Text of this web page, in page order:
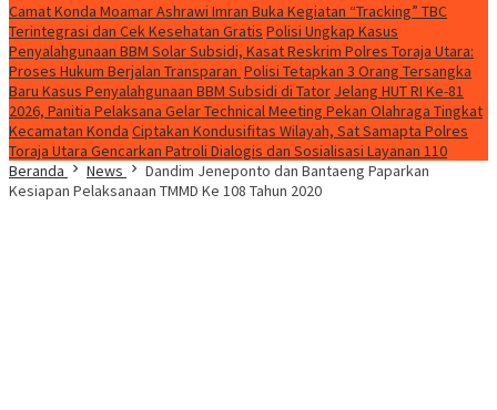
Camat Konda Moamar Ashrawi Imran Buka Kegiatan “Tracking” TBC
Terintegrasi dan Cek Kesehatan Gratis Polisi Ungkap Kasus
Penyalahgunaan BBM Solar Subsidi, Kasat Reskrim Polres Toraja Utara:
Proses Hukum Berjalan Transparan Polisi Tetapkan 3 Orang Tersangka
Baru Kasus Penyalahgunaan BBM Subsidi di Tator Jelang HUT RI Ke-81
2026, Panitia Pelaksana Gelar Technical Meeting Pekan Olahraga Tingkat
Kecamatan Konda Ciptakan Kondusifitas Wilayah, Sat Samapta Polres
Toraja Utara Gencarkan Patroli Dialogis dan Sosialisasi Layanan 110
Beranda
News
Dandim Jeneponto dan Bantaeng Paparkan
Kesiapan Pelaksanaan TMMD Ke 108 Tahun 2020